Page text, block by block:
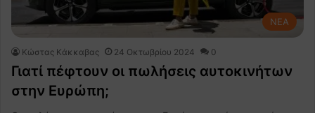
NEA
Κώστας Κάκκαβας 24 Οκτωβρίου 2024 0
Γιατί πέφτουν οι πωλήσεις αυτοκινήτων
στην Ευρώπη;